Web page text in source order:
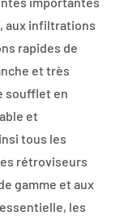
aux infiltrations
rapides de
et très
soufflet en
et
tous les
rétroviseurs
gamme et aux
les